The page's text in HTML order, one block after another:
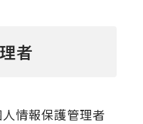
者
情報保護管理者